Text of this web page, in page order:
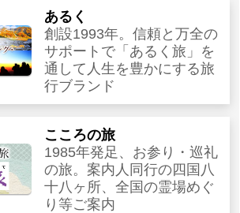
あるく
創設1993年。信頼と万全の
サポートで「あるく旅」を
通して人生を豊かにする旅
行ブランド
こころの旅
1985年発足、お参り・巡礼
の旅。案内人同行の四国八
十八ヶ所、全国の霊場めぐ
り等ご案内